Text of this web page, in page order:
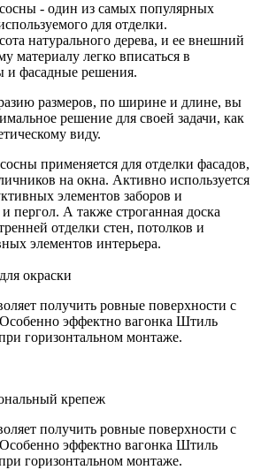
- один из самых популярных
для отделки.
натурального дерева, и ее внешний
материалу легко вписаться в
и фасадные решения.
размеров, по ширине и длине, вы
решение для своей задачи, как
виду.
применяется для отделки фасадов,
на окна. Активно используется
элементов заборов и
пергол. А также строганная доска
отделки стен, потолков и
элементов интерьера.
окраски
получить ровные поверхности с
эффектно вагонка Штиль
горизонтальном монтаже.
крепеж
получить ровные поверхности с
эффектно вагонка Штиль
горизонтальном монтаже.